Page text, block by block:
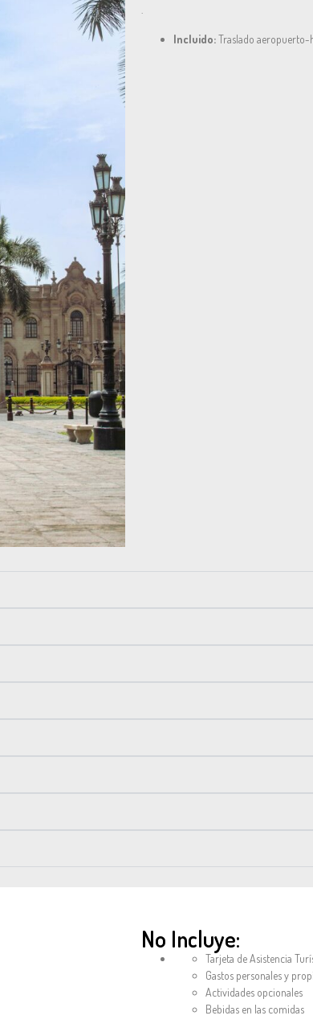
Incluido:Traslado aeropuerto-
No Incluye:
Tarjeta de Asistencia
Gastos personales y
Actividades opcionales
Bebidas en las comidas